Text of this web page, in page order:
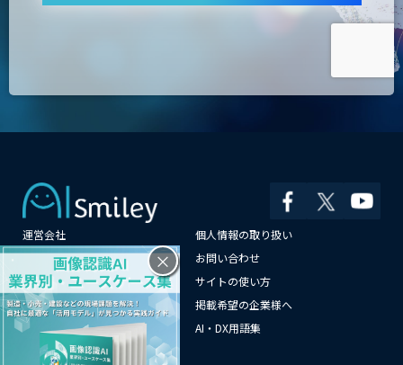
運営会社
個人情報の取り扱い
よくある質問
お問い合わせ
メールマガジン登録
サイトの使い方
情報提供はこちらから
掲載希望の企業様へ
AI企業一覧
AI・DX用語集
サイトマップ
×